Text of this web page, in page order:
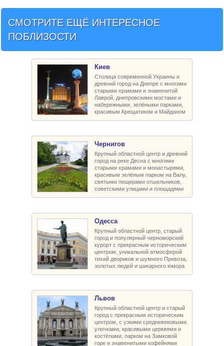
СМОТРИТЕ ЕЩЁ ИНТЕРЕСНОЕ
ПОБЛИЗОСТИ
Киев
Столица современной Украины и
древний город на Днепре с многими
старыми храмами и знаменитой
Лаврой, днепровскими мостами и
набережными, зелёными парками,
красивым Крещатиком и Майданом
Чернигов
Крупный областной центр и древний
город на реке Десна с многими
старыми храмами и монастырями,
красивым зелёным парком на Валу,
святыми пещерами отшельников,
советскими улицами и площадями
Одесса
Крупный областной центр, старый
город и популярный черноморский
курорт с прекрасным историческим
центром, уникальной атмосферой
тихий двориков и шумного Привоза,
золотых людей и шикарного юмора
Львов
Крупный областной центр и старый
город с прекрасным историческим
центром, с узкими средневековыми
улочками, красивыми церквями и
костёлами, парком на Замковой
горе и знаменитыми кофейнями